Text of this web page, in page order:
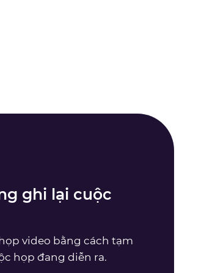
ghi lại cuộc
video bằng cách tạm
họp đang diễn ra.